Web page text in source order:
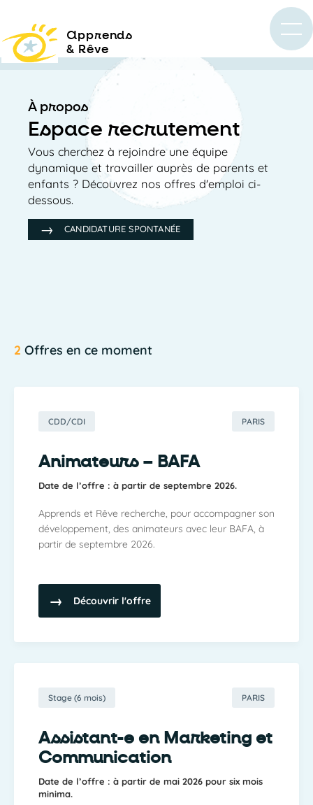
apprends
& Rêve
À propos
Espace recrutement
Vous cherchez à rejoindre une équipe
dynamique et travailler auprès de parents et
enfants ? Découvrez nos offres d'emploi ci-
dessous.
CANDIDATURE SPONTANÉE
2 Offres en ce moment
CDD/CDI PARIS
Animateurs – BAFA
Date de l’offre : à partir de septembre 2026.
Apprends et Rêve recherche, pour accompagner son
développement, des animateurs avec leur BAFA, à
partir de septembre 2026.
Découvrir l'offre
Stage (6 mois) PARIS
Assistant-e en Marketing et
Communication
Date de l’offre : à partir de mai 2026 pour six mois
minima.